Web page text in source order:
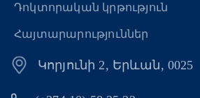
Դոկտորական կրթություն
Հայտարարություններ
Կորյունի 2, Երևան, 0025